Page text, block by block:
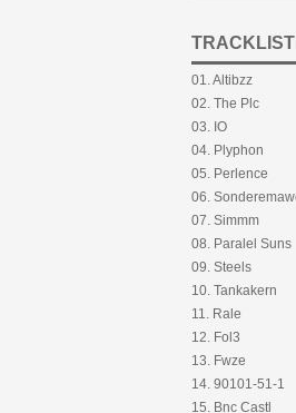
01. Altibzz
02. The Plc
03. IO
04. Plyphon
05. Perlence
06.
07. Simmm
08. Paralel Suns
09. Steels
10. Tankakern
11. Rale
12. Fol3
13. Fwze
14. 90101-51-1
15. Bnc Castl